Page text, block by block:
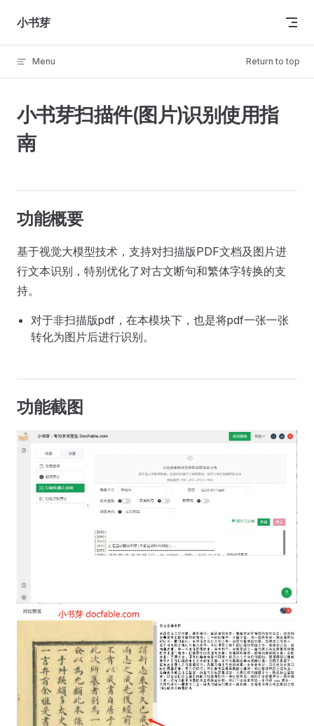
Skip to content
小书芽
Menu Return to top
小书芽扫描件(图片)识别使用指
南
功能概要
基于视觉大模型技术，支持对扫描版PDF文档及图片进
行文本识别，特别优化了对古文断句和繁体字转换的支
持。
对于非扫描版pdf，在本模块下，也是将pdf一张一张
转化为图片后进行识别。
功能截图